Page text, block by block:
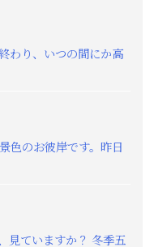
わり、いつの間にか高
色のお彼岸です。昨日
見ていますか？ 冬季五